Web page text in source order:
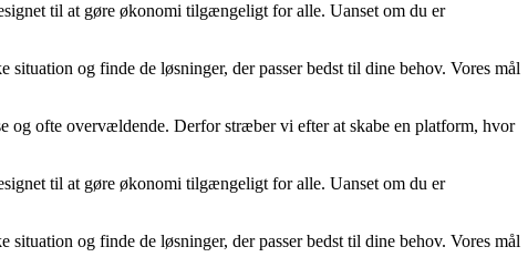
til at gøre økonomi tilgængeligt for alle. Uanset om du er
og finde de løsninger, der passer bedst til dine behov. Vores mål
ofte overvældende. Derfor stræber vi efter at skabe en platform, hvor
til at gøre økonomi tilgængeligt for alle. Uanset om du er
og finde de løsninger, der passer bedst til dine behov. Vores mål